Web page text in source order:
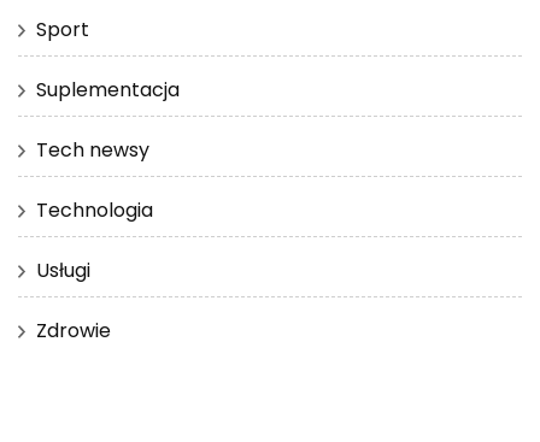
Sport
Suplementacja
Tech newsy
Technologia
Usługi
Zdrowie